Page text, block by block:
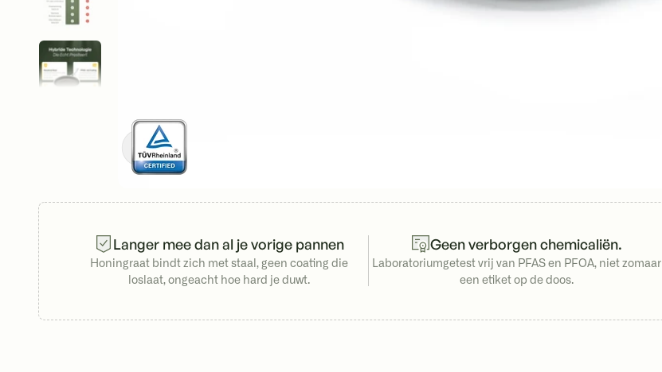
Ingrandisci immagine
Langer mee dan al je vorige pannen
Honingraat bindt zich met staal, geen coating die
loslaat, ongeacht hoe hard je duwt.
Geen verborgen chemicaliën.
Laboratoriumgetest vrij van PFAS en PFOA, niet zomaar
een etiket op de doos.